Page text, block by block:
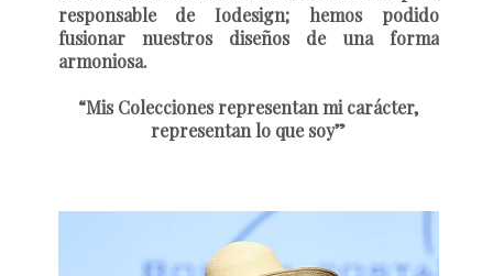
responsable de Iodesign; hemos podido
fusionar nuestros diseños de una forma
armoniosa.
“Mis Colecciones representan mi carácter,
representan lo que soy”